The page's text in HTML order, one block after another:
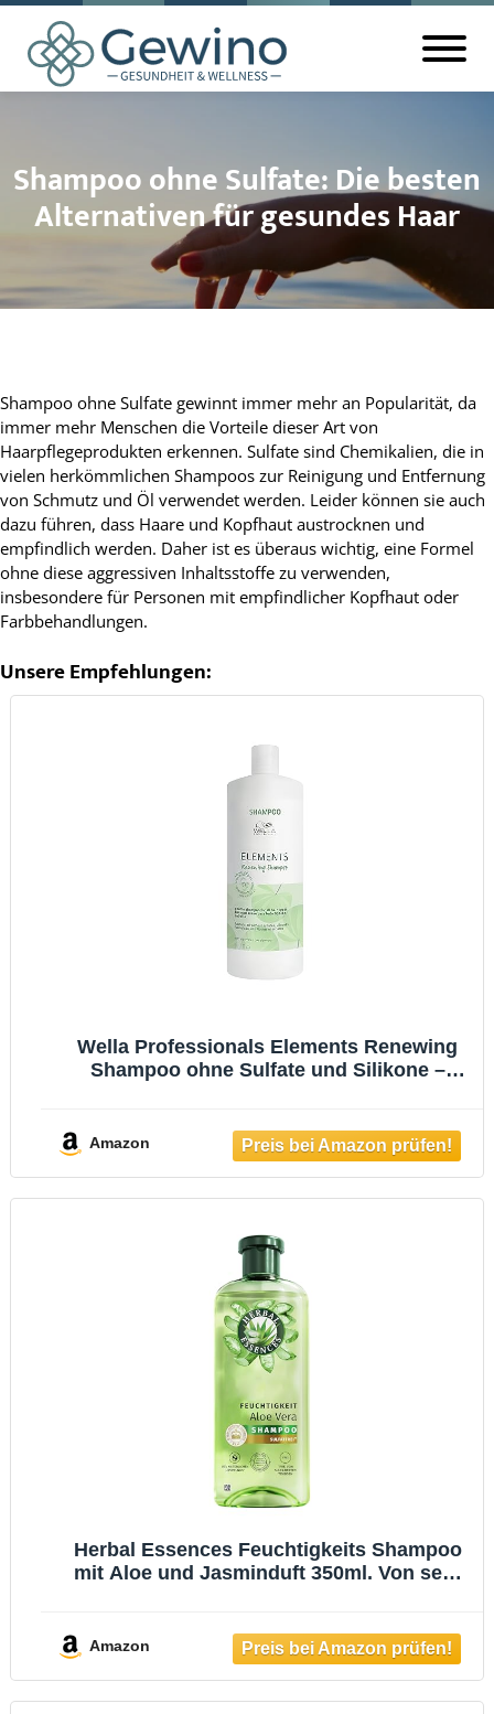
Shampoo ohne Sulfate: Die besten
Alternativen für gesundes Haar
Shampoo ohne Sulfate gewinnt immer mehr an Popularität, da
immer mehr Menschen die Vorteile dieser Art von
Haarpflegeprodukten erkennen. Sulfate sind Chemikalien, die in
vielen herkömmlichen Shampoos zur Reinigung und Entfernung
von Schmutz und Öl verwendet werden. Leider können sie auch
dazu führen, dass Haare und Kopfhaut austrocknen und
empfindlich werden. Daher ist es überaus wichtig, eine Formel
ohne diese aggressiven Inhaltsstoffe zu verwenden,
insbesondere für Personen mit empfindlicher Kopfhaut oder
Farbbehandlungen.
Unsere Empfehlungen:
Wella Professionals Elements Renewing
Shampoo ohne Sulfate und Silikone –
l
Amazon
Herbal Essences Feuchtigkeits Shampoo
mit Aloe und Jasminduft 350ml. Von sehr
Inhaltsstoffen natürlichen Ursprungs,
Vegan
Amazon